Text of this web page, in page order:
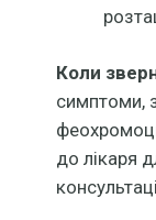
Коли
симптоми,
до лікаря